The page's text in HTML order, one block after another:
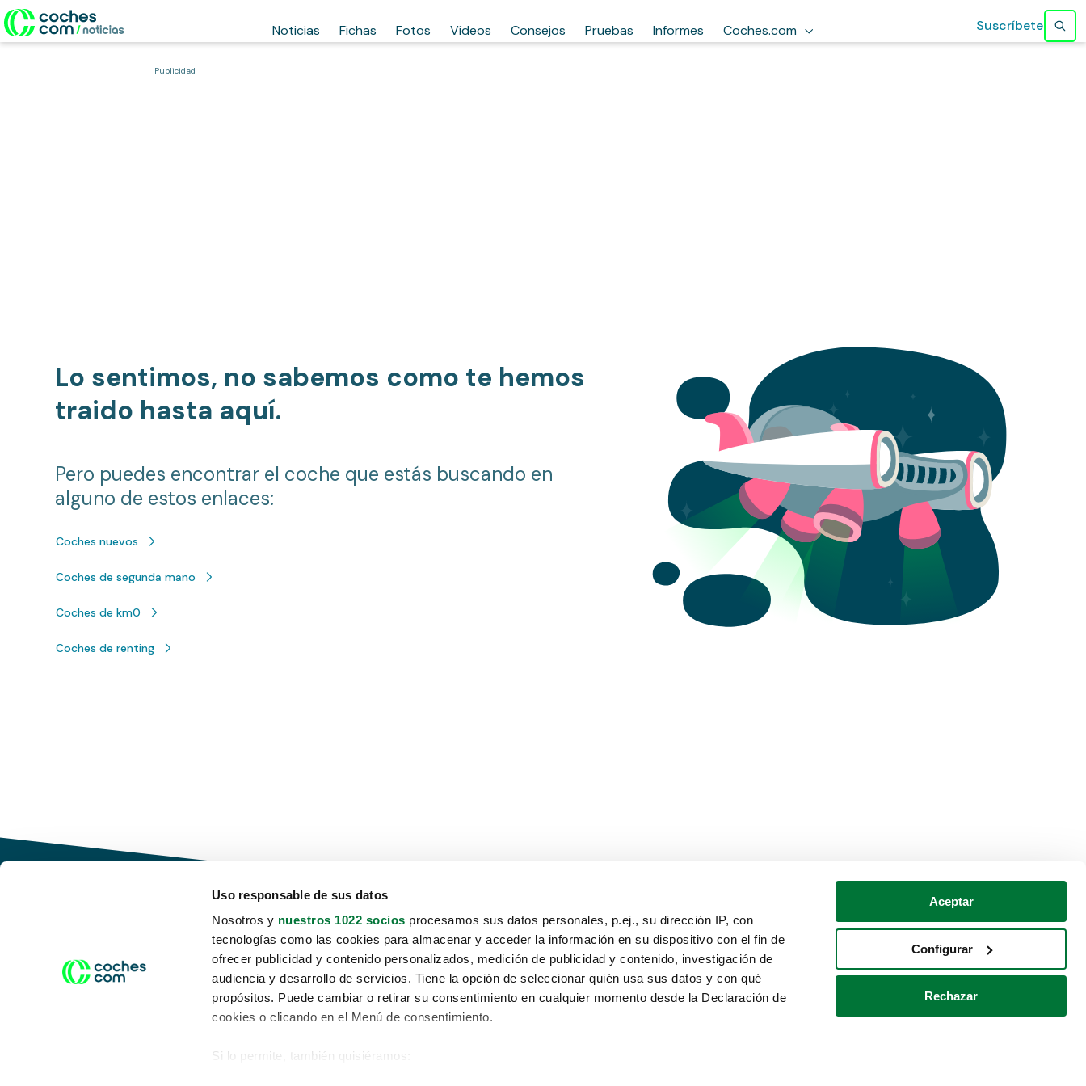
Uso responsable de sus datos
Nosotros y nuestros 1022 socios procesamos sus datos personales, p.ej., su dirección IP, con
tecnologías como las cookies para almacenar y acceder la información en su dispositivo con el fin de
ofrecer publicidad y contenido personalizados, medición de publicidad y contenido, investigación de
audiencia y desarrollo de servicios. Tiene la opción de seleccionar quién usa sus datos y con qué
propósitos. Puede cambiar o retirar su consentimiento en cualquier momento desde la Declaración de
cookies o clicando en el Menú de consentimiento.
Si lo permite, también quisiéramos:
Aceptar
Configurar
Rechazar
Noticias Fichas Fotos Vídeos Consejos Pruebas Informes Coches.com Suscríbete
Publicidad
Lo sentimos, no sabemos como te hemos
traido hasta aquí.
Pero puedes encontrar el coche que estás buscando en
alguno de estos enlaces:
Coches nuevos
Coches de segunda mano
Coches de km0
Coches de renting
Conduce tu futuro,
desata tu movilidad